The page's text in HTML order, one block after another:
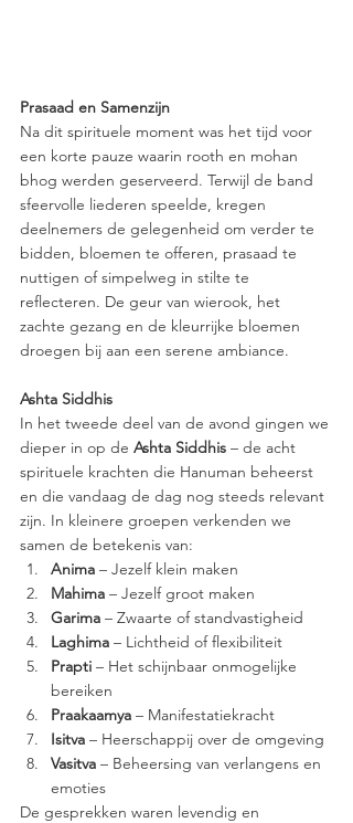
Prasaad en Samenzijn
Na dit spirituele moment was het tijd voor
een korte pauze waarin rooth en mohan
bhog werden geserveerd. Terwijl de band
sfeervolle liederen speelde, kregen
deelnemers de gelegenheid om verder te
bidden, bloemen te offeren, prasaad te
nuttigen of simpelweg in stilte te
reflecteren. De geur van wierook, het
zachte gezang en de kleurrijke bloemen
droegen bij aan een serene ambiance.
Ashta Siddhis
In het tweede deel van de avond gingen we
dieper in op de Ashta Siddhis – de acht
spirituele krachten die Hanuman beheerst
en die vandaag de dag nog steeds relevant
zijn. In kleinere groepen verkenden we
samen de betekenis van:
Anima – Jezelf klein maken
Mahima – Jezelf groot maken
Garima – Zwaarte of standvastigheid
Laghima – Lichtheid of flexibiliteit
Prapti – Het schijnbaar onmogelijke
bereiken
Praakaamya – Manifestatiekracht
Isitva – Heerschappij over de omgeving
Vasitva – Beheersing van verlangens en
emoties
De gesprekken waren levendig en